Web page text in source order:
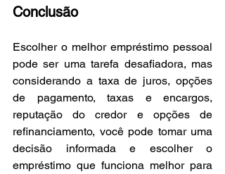
Conclusão
Escolher o melhor empréstimo pessoal
pode ser uma tarefa desafiadora, mas
considerando a taxa de juros, opções
de pagamento, taxas e encargos,
reputação do credor e opções de
refinanciamento, você pode tomar uma
decisão informada e escolher o
empréstimo que funciona melhor para